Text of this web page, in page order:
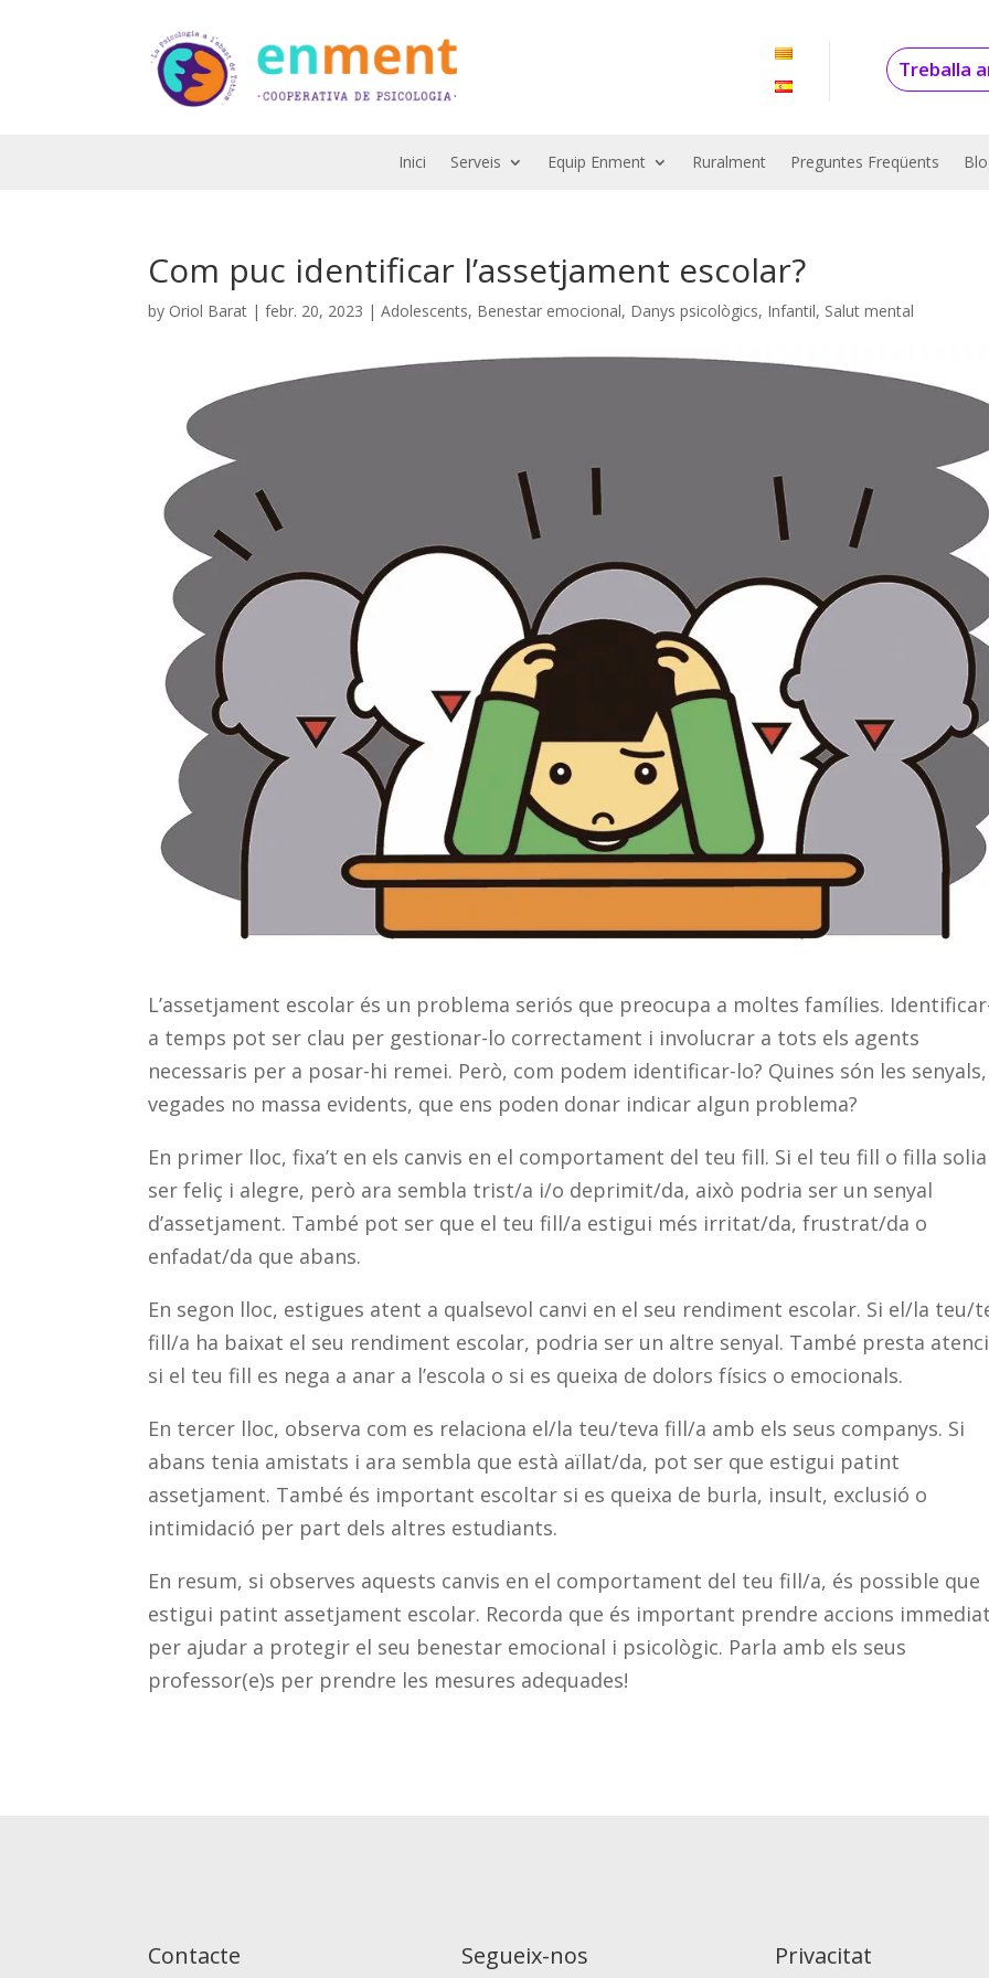
Treballa
Inici Serveis Equip Enment Ruralment Preguntes Freqüents
Com puc identificar l’assetjament escolar?
by Oriol Barat |febr. 20, 2023 |Adolescents, Benestar emocional, Danys psicològics, Infantil, Salut mental
L’assetjament escolar és un problema seriós que preocupa a moltes famílies.
a temps pot ser clau per gestionar-lo correctament i involucrar a tots els agents
necessaris per a posar-hi remei. Però, com podem identificar-lo? Quines són les
vegades no massa evidents, que ens poden donar indicar algun problema?
En primer lloc, fixa’t en els canvis en el comportament del teu fill. Si el teu fill o filla solia
ser feliç i alegre, però ara sembla trist/a i/o deprimit/da, això podria ser un senyal
d’assetjament. També pot ser que el teu fill/a estigui més irritat/da, frustrat/da o
enfadat/da que abans.
En segon lloc, estigues atent a qualsevol canvi en el seu rendiment escolar. Si el/la teu/
fill/a ha baixat el seu rendiment escolar, podria ser un altre senyal. També presta
si el teu fill es nega a anar a l’escola o si es queixa de dolors físics o emocionals.
En tercer lloc, observa com es relaciona el/la teu/teva fill/a amb els seus companys. Si
abans tenia amistats i ara sembla que està aïllat/da, pot ser que estigui patint
assetjament. També és important escoltar si es queixa de burla, insult, exclusió o
intimidació per part dels altres estudiants.
En resum, si observes aquests canvis en el comportament del teu fill/a, és possible que
estigui patint assetjament escolar. Recorda que és important prendre accions
per ajudar a protegir el seu benestar emocional i psicològic. Parla amb els seus
professor(e)s per prendre les mesures adequades!
Contacte Segueix-nos Privacitat